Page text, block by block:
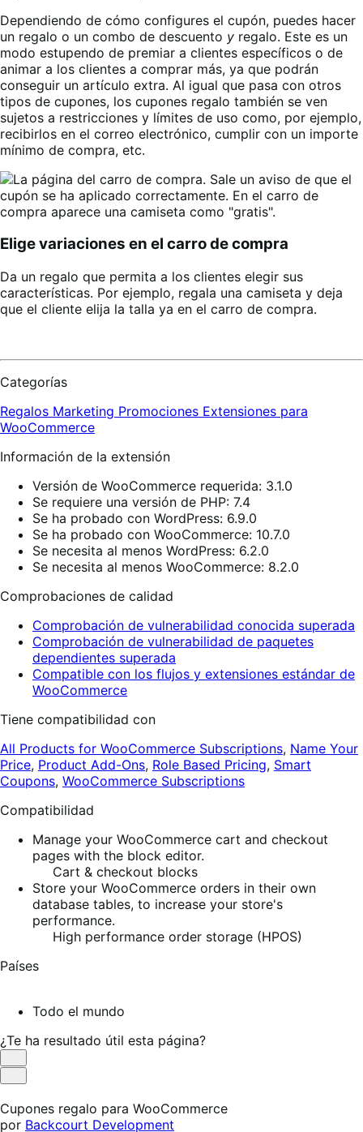
Dependiendo de cómo configures el cupón, puedes hacer
un regalo o un combo de descuento y regalo. Este es un
modo estupendo de premiar a clientes específicos o de
animar a los clientes a comprar más, ya que podrán
conseguir un artículo extra. Al igual que pasa con otros
tipos de cupones, los cupones regalo también se ven
sujetos a restricciones y límites de uso como, por ejemplo,
recibirlos en el correo electrónico, cumplir con un importe
mínimo de compra, etc.
Elige variaciones en el carro de compra
Da un regalo que permita a los clientes elegir sus
características. Por ejemplo, regala una camiseta y deja
que el cliente elija la talla ya en el carro de compra.
Categorías
Regalos Marketing Promociones Extensiones para
WooCommerce
Información de la extensión
Versión de WooCommerce requerida: 3.1.0
Se requiere una versión de PHP: 7.4
Se ha probado con WordPress: 6.9.0
Se ha probado con WooCommerce: 10.7.0
Se necesita al menos WordPress: 6.2.0
Se necesita al menos WooCommerce: 8.2.0
Comprobaciones de calidad
Comprobación de vulnerabilidad conocida superada
Comprobación de vulnerabilidad de paquetes
dependientes superada
Compatible con los flujos y extensiones estándar de
WooCommerce
Tiene compatibilidad con
All Products for WooCommerce Subscriptions, Name Your
Price, Product Add-Ons, Role Based Pricing, Smart
Coupons, WooCommerce Subscriptions
Compatibilidad
Manage your WooCommerce cart and checkout
pages with the block editor.
Cart & checkout blocks
Store your WooCommerce orders in their own
database tables, to increase your store's
performance.
High performance order storage (HPOS)
Países
Todo el mundo
¿Te ha resultado útil esta página?
Es
útil
No
útil
Cupones regalo para WooCommerce
por Backcourt Development